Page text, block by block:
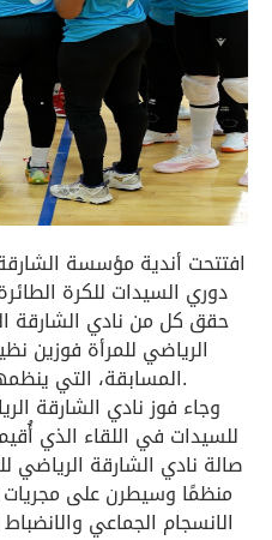
افتتحت أندية مؤسسة
حقق كل من نادي الشارقة
الرياضي للمرأة فوزين
المسابقة، التي ينظمها اتحاد الإمارات للكرة الطائرة.
وجاء فوز نادي الشارقة
صالة نادي الشارقة الرياضي
منظمًا وسيطرن على مجريات
الانسجام الجماعي